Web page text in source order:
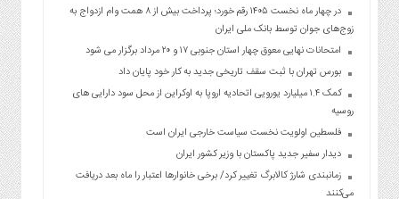
در چهار ماه نخست ۱۴۰۵ رقم خورد؛ پرداخت بیش از ۸ همت وام ازدواج به
زوج‌های جوان توسط بانک ملی ایران
امتحانات نهایی معوق چهار استان جنوبی ۱۷ و ۲۰ مرداد برگزار می شود
بورس تهران با ثبت سقف تاریخی جدید به کار خود پایان داد
کمک ۱.۴ میلیارد یورویی اتحادیه اروپا به اوکراین از محل سود دارایی های
روسیه
فلسطین اولویت نخست سیاست خارجی ایران است
دیدار سفیر جدید پاکستان با وزیر کشور ایران
زمانبندی شارژ کالابرگ تغییر کرد/ برخی خانوارها اعتبار را ماه بعد دریافت
می‌کنند